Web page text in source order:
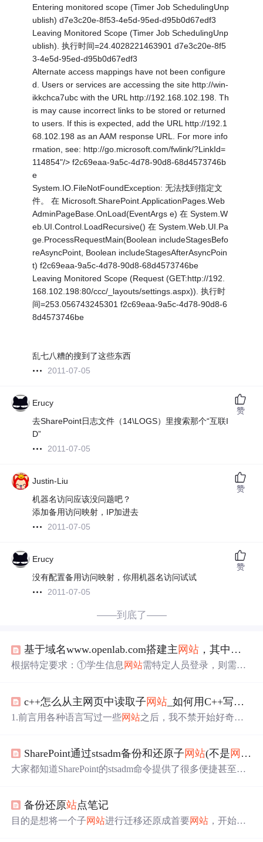
Entering monitored scope (Timer Job SchedulingUnp
ublish) d7e3c20e-8f53-4e5d-95ed-d95b0d67edf3
Leaving Monitored Scope (Timer Job SchedulingUnp
ublish). 执行时间=24.4028221463901 d7e3c20e-8f5
3-4e5d-95ed-d95b0d67edf3
Alternate access mappings have not been configure
d. Users or services are accessing the site http://win-
ikkchca7ubc with the URL http://192.168.102.198. Th
is may cause incorrect links to be stored or returned
to users. If this is expected, add the URL http://192.1
68.102.198 as an AAM response URL. For more info
rmation, see: http://go.microsoft.com/fwlink/?LinkId=
114854"/> f2c69eaa-9a5c-4d78-90d8-68d4573746b
e
System.IO.FileNotFoundException: 无法找到指定文
件。 在 Microsoft.SharePoint.ApplicationPages.Web
AdminPageBase.OnLoad(EventArgs e) 在 System.W
eb.UI.Control.LoadRecursive() 在 System.Web.UI.Pa
ge.ProcessRequestMain(Boolean includeStagesBefo
reAsyncPoint, Boolean includeStagesAfterAsyncPoin
t) f2c69eaa-9a5c-4d78-90d8-68d4573746be
Leaving Monitored Scope (Request (GET:http://192.
168.102.198:80/ccc/_layouts/settings.aspx)). 执行时
间=253.056743245301 f2c69eaa-9a5c-4d78-90d8-6
8d4573746be
乱七八糟的搜到了这些东西
2011-07-05
Erucy
去SharePoint日志文件（14\LOGS）里搜索那个“互联I
D”
2011-07-05
赞
Justin-Liu
机器名访问应该没问题吧？
添加备用访问映射，IP加进去
2011-07-05
赞
Erucy
没有配置备用访问映射，你用机器名访问试试
2011-07-05
赞
——到底了——
基于域名www.openlab.com搭建主 网站 ，其中包含三个子
根据特定要求：①学生信息 网站需特定人员登录，则需要
x。③查看防火墙及selinux状态，若未关闭需关闭。①在/下
新建目录/www/openlab。# mkdir -p /www/openlab。②再该
c++怎么从主网页中读取子 网站 _如何用C++写一个
1.前言用各种语言写过一些网站之后，我不禁开始好奇，C
，探索一些细节性的问题，并报告用C++写网站的体验如
何。2.准备工作无论是之前比较传统的PHP，java，还是新
SharePoint通过stsadm备份和还原子 网站(不是 网 站
大家都知道SharePoint的stsadm命令提供了很多便捷甚至是
要单独说export/import这2个命令，主要是用于导出导入子
站 点时使用的。(由于曾经被这个问题折腾过，又忘了，所
备份还原站点笔记
目的是想将一个子网站进行迁移还原成首要网站 ，开始用